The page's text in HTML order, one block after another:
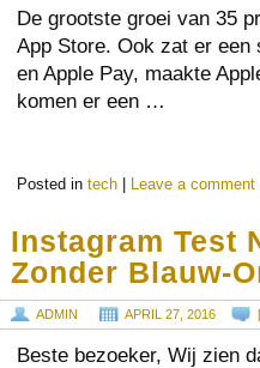
De grootste groei van 35
App Store. Ook zat er
en Apple Pay, maakte
komen er een …
Posted in tech Leave a comment
Instagram Test
Zonder Blauw-
ADMIN APRIL 27, 2016
Beste bezoeker, Wij zien